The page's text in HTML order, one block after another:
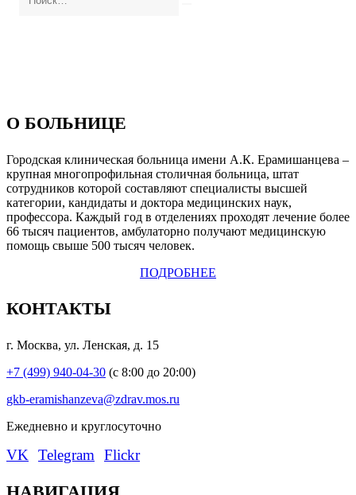
О БОЛЬНИЦЕ
Городская клиническая больница имени А.К. Ерамишанцева –
крупная многопрофильная столичная больница, штат
сотрудников которой составляют специалисты высшей
категории, кандидаты и доктора медицинских наук,
профессора. Каждый год в отделениях проходят лечение более
66 тысяч пациентов, амбулаторно получают медицинскую
помощь свыше 500 тысяч человек.
ПОДРОБНЕЕ
КОНТАКТЫ
г. Москва, ул. Ленская, д. 15
+7 (499) 940-04-30 (с 8:00 до 20:00)
gkb-eramishanzeva@zdrav.mos.ru
Eжедневно и круглосуточно
VK Telegram Flickr